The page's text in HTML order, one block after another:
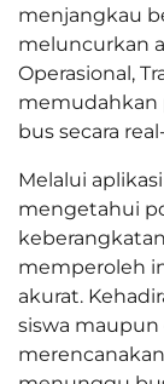
menjangkau
meluncurkan
Operasional,
memudahkan
bus secara
Melalui
mengetahui
memperoleh
akurat.
siswa